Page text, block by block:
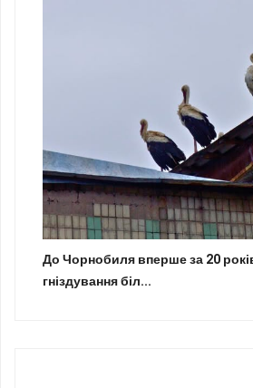
До Чорнобиля вперше за 20
гніздування біл...